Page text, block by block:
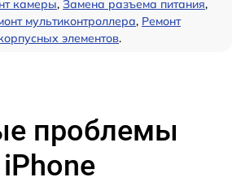
камеры, Замена разъема питания,
мультиконтроллера, Ремонт
элементов.
проблемы
iPhone